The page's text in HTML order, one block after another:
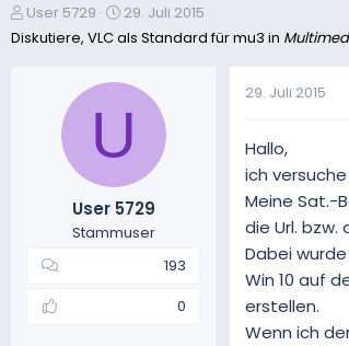
E
r
User 5729
E
r
l
a
m
29. Juli 2015
Diskutiere, VLC als Standard für mu3 in
U
User 5729
Stammuser
193
0
29. Juli 2015
Hallo,
ich
Meine Sat.-
die Url. bzw.
Dabei
Win 10 auf
erstellen.
Wenn ich